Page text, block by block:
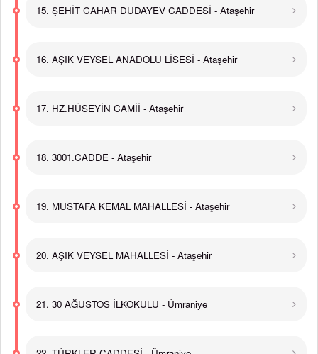
15. ŞEHİT CAHAR DUDAYEV CADDESİ - Ataşehir
16. AŞIK VEYSEL ANADOLU LİSESİ - Ataşehir
17. HZ.HÜSEYİN CAMİİ - Ataşehir
18. 3001.CADDE - Ataşehir
19. MUSTAFA KEMAL MAHALLESİ - Ataşehir
20. AŞIK VEYSEL MAHALLESİ - Ataşehir
21. 30 AĞUSTOS İLKOKULU - Ümraniye